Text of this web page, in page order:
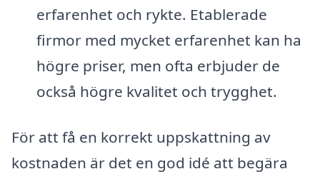
erfarenhet och rykte. Etablerade
firmor med mycket erfarenhet kan ha
högre priser, men ofta erbjuder de
också högre kvalitet och trygghet.
För att få en korrekt uppskattning av
kostnaden är det en god idé att begära